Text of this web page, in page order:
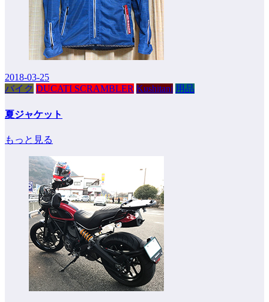
2018-03-25
バイク DUCATI SCRAMBLER Kushitani 用品
夏ジャケット
もっと見る